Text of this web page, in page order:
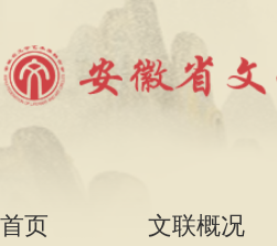
首页 文联概况